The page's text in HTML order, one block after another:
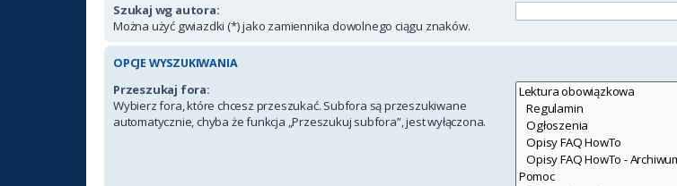
Szukaj wg autora:
Można użyć gwiazdki (*) jako zamiennika dowolnego ciągu znaków.
OPCJE WYSZUKIWANIA
Przeszukaj fora:
Wybierz fora, które chcesz przeszukać. Subfora są przeszukiwane
automatycznie, chyba że funkcja „Przeszukuj subfora”, jest wyłączona.